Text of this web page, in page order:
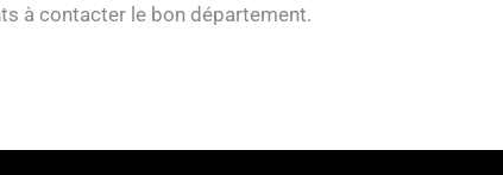
à contacter le bon département.